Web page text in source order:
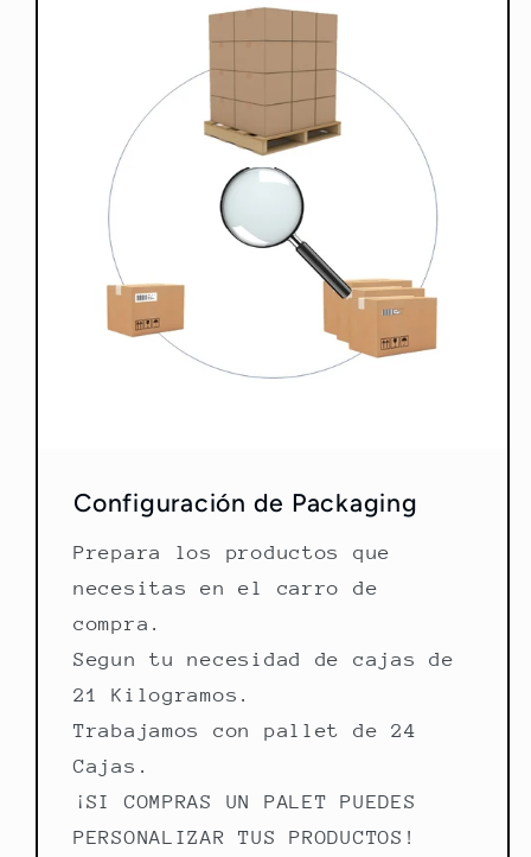
Configuración de Packaging
Prepara los productos que
necesitas en el carro de
compra.
Segun tu necesidad de cajas de
21 Kilogramos.
Trabajamos con pallet de 24
Cajas.
¡SI COMPRAS UN PALET PUEDES
PERSONALIZAR TUS PRODUCTOS!